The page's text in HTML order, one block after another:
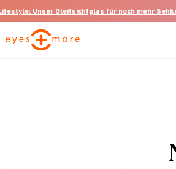
Unser Gleitsichtglas für noch mehr